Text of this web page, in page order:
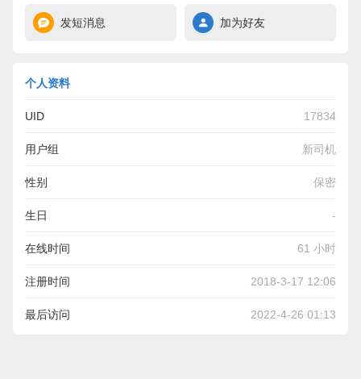
发短消息 加为好友
个人资料
UID 17834
用户组 新司机
性别 保密
生日 -
在线时间 61 小时
注册时间 2018-3-17 12:06
最后访问 2022-4-26 01:13